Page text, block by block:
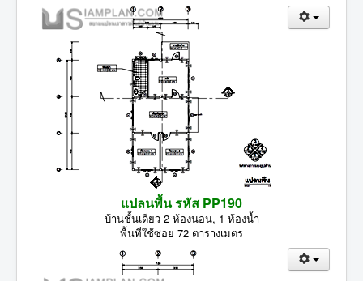
แปลนพื้น รหัส PP190
บ้านชั้นเดียว 2 ห้องนอน, 1 ห้องน้ำ
พื้นที่ใช้ซอย 72 ตารางเมตร